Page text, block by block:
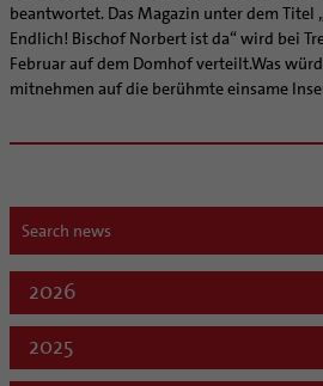
beantwortet. Das Magazin unter dem Titel
Endlich! Bischof Norbert ist da“ wird bei
Februar auf dem Domhof verteilt.Was
mitnehmen auf die berühmte einsame
2026
2025